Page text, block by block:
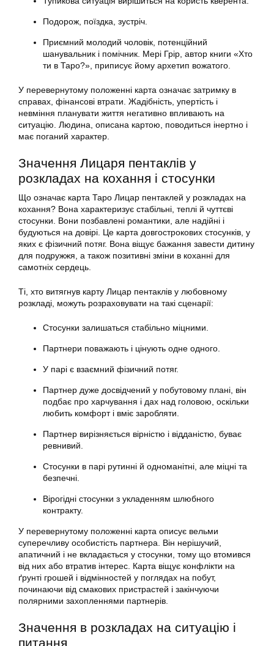
Подорож, поїздка, зустріч.
Приємний молодий чоловік, потенційний
шанувальник і помічник. Мері Грір, автор книги «Хто
ти в Таро?», приписує йому архетип вожатого.
У перевернутому положенні карта означає затримку в
справах, фінансові втрати. Жадібність, упертість і
невміння планувати життя негативно впливають на
ситуацію. Людина, описана картою, поводиться інертно і
має поганий характер.
Значення Лицаря пентаклів у
розкладах на кохання і стосунки
Що означає карта Таро Лицар пентаклей у розкладах на
кохання? Вона характеризує стабільні, теплі й чуттєві
стосунки. Вони позбавлені романтики, але надійні і
будуються на довірі. Це карта довгострокових стосунків, у
яких є фізичний потяг. Вона віщує бажання завести дитину
для подружжя, а також позитивні зміни в коханні для
самотніх сердець.
Ті, хто витягнув карту Лицар пентаклів у любовному
розкладі, можуть розраховувати на такі сценарії:
Стосунки залишаться стабільно міцними.
Партнери поважають і цінують одне одного.
У парі є взаємний фізичний потяг.
Партнер дуже досвідчений у побутовому плані, він
подбає про харчування і дах над головою, оскільки
любить комфорт і вміє заробляти.
Партнер вирізняється вірністю і відданістю, буває
ревнивий.
Стосунки в парі рутинні й одноманітні, але міцні та
безпечні.
Вірогідні стосунки з укладенням шлюбного
контракту.
У перевернутому положенні карта описує вельми
суперечливу особистість партнера. Він нерішучий,
апатичний і не вкладається у стосунки, тому що втомився
від них або втратив інтерес. Карта віщує конфлікти на
ґрунті грошей і відмінностей у поглядах на побут,
починаючи від смакових пристрастей і закінчуючи
полярними захопленнями партнерів.
Значення в розкладах на ситуацію і
питання